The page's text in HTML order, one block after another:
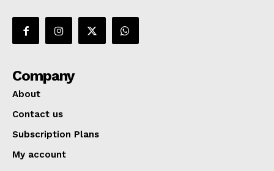
Company
About
Contact us
Subscription Plans
My account